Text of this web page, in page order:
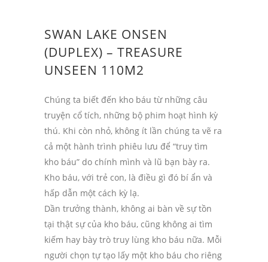
SWAN LAKE ONSEN
(DUPLEX) – TREASURE
UNSEEN 110M2
Chúng ta biết đến kho báu từ những câu
truyện cổ tích, những bộ phim hoạt hình kỳ
thú. Khi còn nhỏ, không ít lần chúng ta vẽ ra
cả một hành trình phiêu lưu để “truy tìm
kho báu” do chính mình và lũ bạn bày ra.
Kho báu, với trẻ con, là điều gì đó bí ẩn và
hấp dẫn một cách kỳ lạ.
Dần trưởng thành, không ai bàn về sự tồn
tại thật sự của kho báu, cũng không ai tìm
kiếm hay bày trò truy lùng kho báu nữa. Mỗi
người chọn tự tạo lấy một kho báu cho riêng